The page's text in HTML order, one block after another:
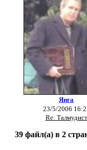
Янга
23/5/2006
Re: Талмудист
39 файл(а) в 2